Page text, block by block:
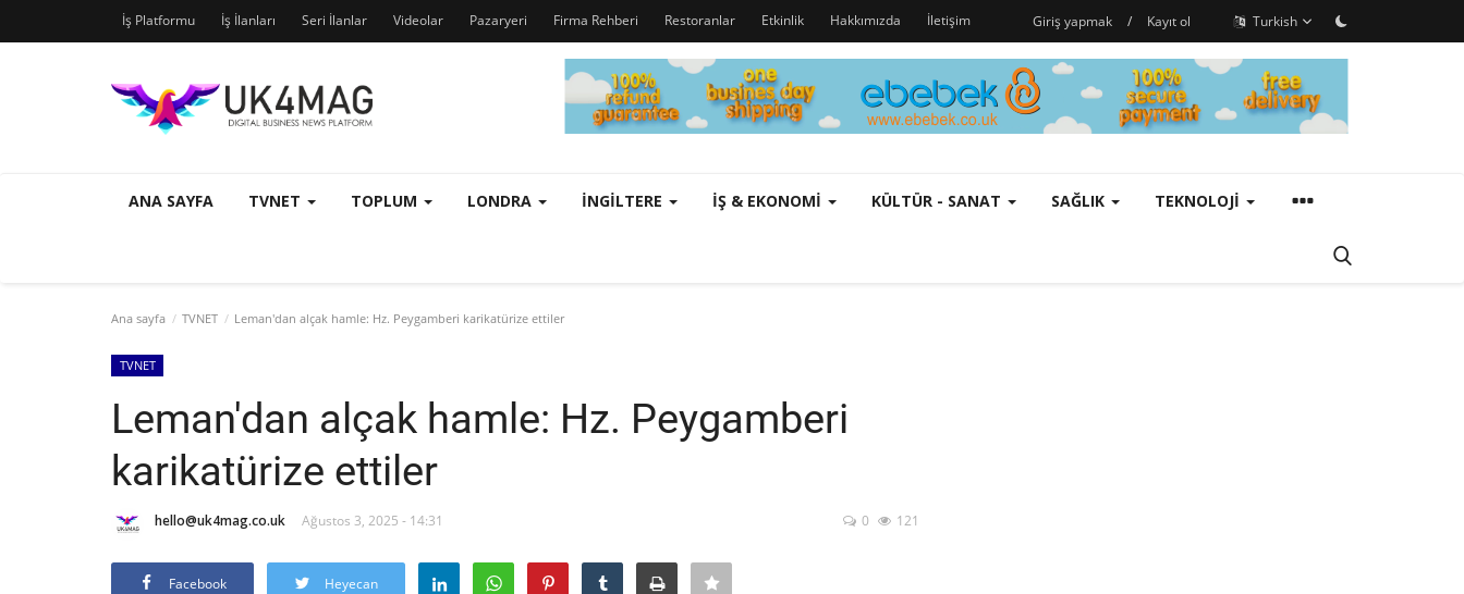
İş Platformu İş İlanları Seri İlanlar Videolar Pazaryeri Firma Rehberi Restoranlar Etkinlik Hakkımızda İletişim Giriş yapmak / Kayıt ol Turkish
ANA SAYFA TVNET TOPLUM LONDRA İNGILTERE İŞ & EKONOMI KÜLTÜR - SANAT SAĞLIK TEKNOLOJI
Ana sayfa TVNET Leman'dan alçak hamle: Hz. Peygamberi karikatürize ettiler
TVNET
Leman'dan alçak hamle: Hz. Peygamberi
karikatürize ettiler
hello@uk4mag.co.uk Ağustos 3, 2025 - 14:31 0 121
Facebook Heyecan